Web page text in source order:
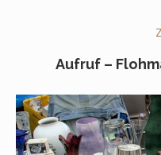
Aufruf –